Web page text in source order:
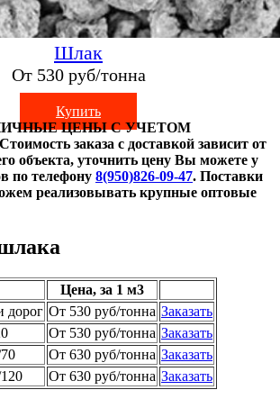
Шлак
От 530 руб/тонна
Купить
ЦЕНЫ С УЧЕТОМ
заказа с доставкой зависит от
объекта, уточнить цену Вы можете у
по телефону 8(950)826-09-47. Поставки
реализовывать крупные оптовые
Цена, за 1 м3
дорог От 530 руб/тонна Заказать
От 530 руб/тонна Заказать
От 630 руб/тонна Заказать
От 630 руб/тонна Заказать